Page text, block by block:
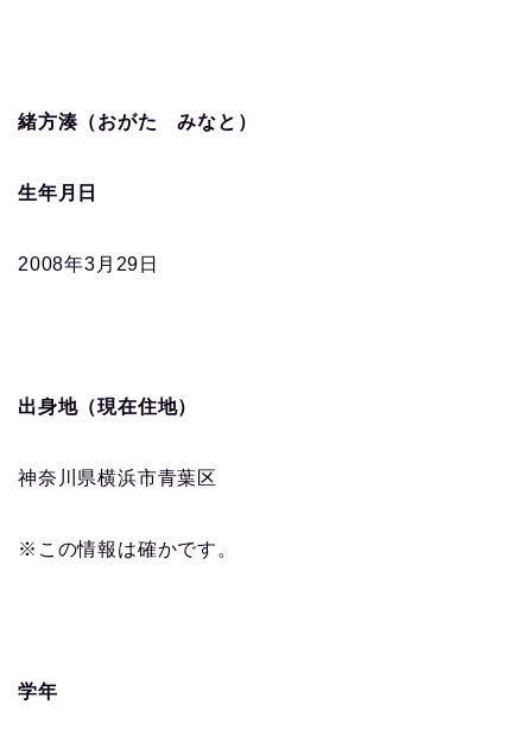
緒方湊（おがた みなと）
生年月日
2008年3月29日
出身地（現在住地）
神奈川県横浜市青葉区
※この情報は確かです。
学年